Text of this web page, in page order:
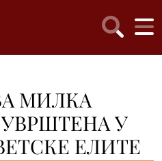
МИЛКА
У
ЕЛИТЕ